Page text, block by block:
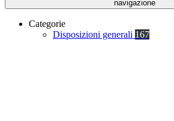
navigazione
Categorie
Disposizioni generali 167